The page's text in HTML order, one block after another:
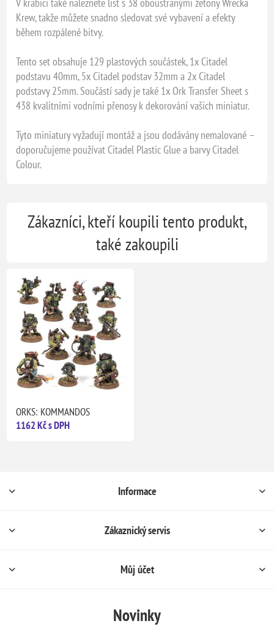
V krabici také naleznete list s 38 oboustranými žetony Wrecka
Krew, takže můžete snadno sledovat své vybavení a efekty
během rozpálené bitvy.
Tento set obsahuje 129 plastových součástek, 1x Citadel
podstavu 40mm, 5x Citadel podstav 32mm a 2x Citadel
podstavy 25mm. Součástí sady je také 1x Ork Transfer Sheet s
438 kvalitními vodními přenosy k dekorování vašich miniatur.
Tyto miniatury vyžadují montáž a jsou dodávány nemalované –
doporučujeme používat Citadel Plastic Glue a barvy Citadel
Colour.
Zákazníci, kteří koupili tento produkt,
také zakoupili
ORKS: KOMMANDOS
1162 Kč s DPH
Informace
Zákaznický servis
Můj účet
Novinky